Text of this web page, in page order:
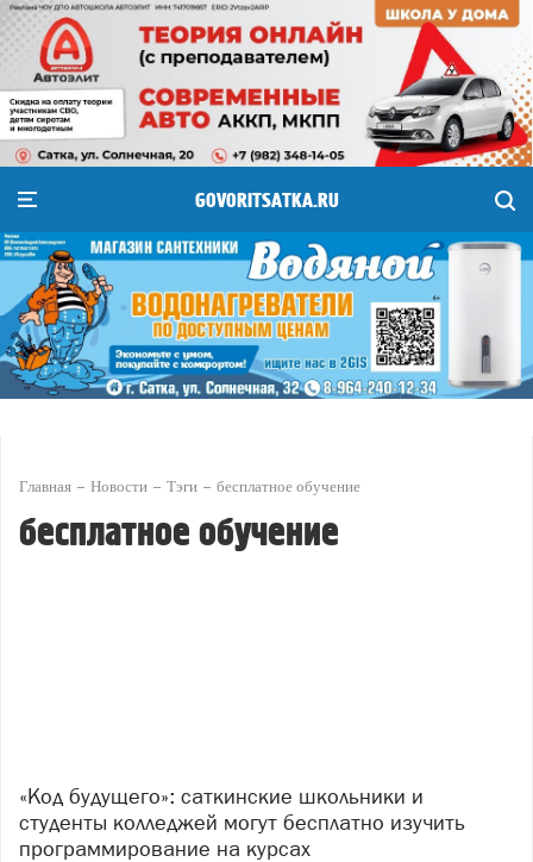
GOVORITSATKA.RU
Главная Новости Тэги бесплатное обучение
бесплатное обучение
«Код будущего»: саткинские школьники и
студенты колледжей могут бесплатно изучить
программирование на курсах